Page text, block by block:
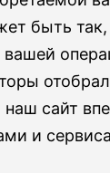
быть так,
вашей
сайт
и